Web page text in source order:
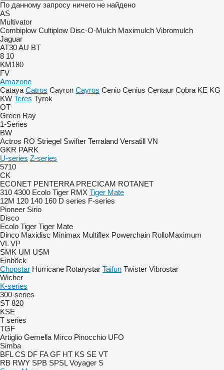
По данному запросу ничего не найдено
AS
Multivator
Combiplow Cultiplow Disc-O-Mulch Maximulch Vibromulch
Jaguar
AT30AU BT
8 10
KM180
FV
Amazone
Cataya Catros Cayron Cayros Cenio Cenius Centaur Cobra KE KG
KW Teres Tyrok
OT
Green Ray
1-Series
BW
Actros RO Striegel Swifter Terraland Versatill VN
GKR PARK
U-series Z-series
5710
CK
ECONET PENTERRA PRECICAM ROTANET
310 4300 Ecolo Tiger RMX Tiger Mate
12M 120 140 160 D series F-series
Pioneer Sirio
Disco
Ecolo Tiger Tiger Mate
Dinco Maxidisc Minimax Multiflex Powerchain RolloMaximum
VL VP
SMK UM USM
Einböck
Chopstar Hurricane Rotarystar Taifun Twister Vibrostar
Wicher
K-series
300-series
ST 820
KSE
T series
TGF
Artiglio Gemella Mirco Pinocchio UFO
Simba
BFL CS DF FA GF HT KS SE VT
RB RWY SPB SPSL Voyager S